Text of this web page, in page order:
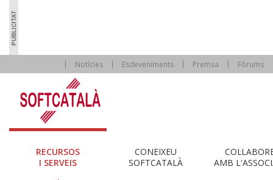
Notícies Esdeveniments Premsa Fòrums
RECURSOS
I SERVEIS
CONEIXEU
SOFTCATALÀ
AMB